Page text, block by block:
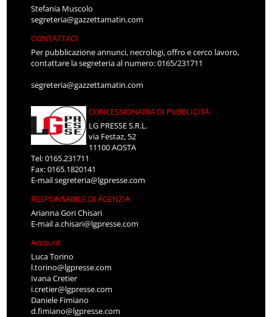
Stefania Muscolo
segreteria@gazzettamatin.com
CONTATTACI
Per pubblicazione annunci, necrologi, offro e cerco lavoro,
contattare la segreteria al numero: 0165/231711
segreteria@gazzettamatin.com
CONCESSIONARIA DI PUBBLICITÀ
LG PRESSE S.R.L.
via Festaz, 52
11100 AOSTA
Tel: 0165.231711
Fax: 0165.1820141
E-mailsegreteria@lgpresse.com
RESPONSABILE DI AGENZIA
Arianna Gori Chisari
E-maila.chisari@lgpresse.com
Account
Luca Torino
l.torino@lgpresse.com
Ivana Cretier
i.cretier@lgpresse.com
Daniele Fimiano
d.fimiano@lgpresse.com